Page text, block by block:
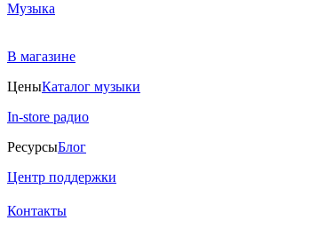
Музыка
В магазине
ЦеныКаталог музыки
In-store радио
РесурсыБлог
Центр поддержки
Контакты